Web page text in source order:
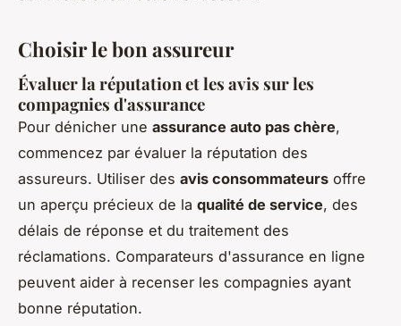
Choisir le bon assureur
Évaluer la réputation et les avis sur les
compagnies d'assurance
Pour dénicher une assurance auto pas chère,
commencez par évaluer la réputation des
assureurs. Utiliser des avis consommateurs offre
un aperçu précieux de la qualité de service, des
délais de réponse et du traitement des
réclamations. Comparateurs d'assurance en ligne
peuvent aider à recenser les compagnies ayant
bonne réputation.